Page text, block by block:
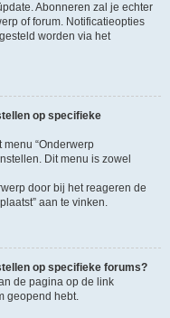
Abonneren zal je echter
of forum. Notificatieopties
worden via het
op specifieke
“Onderwerp
Dit menu is zowel
door bij het reageren de
aan te vinken.
op specifieke forums?
de pagina op de link
geopend hebt.